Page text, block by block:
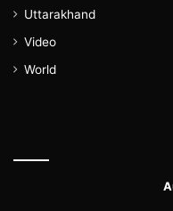
Uttarakhand
Video
World